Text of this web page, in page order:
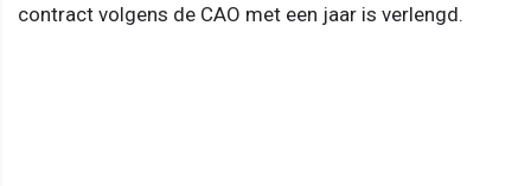
contract volgens de CAO met een jaar is verlengd.